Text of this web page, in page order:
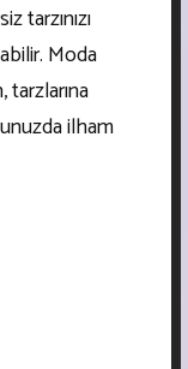
tarzınızı
Moda
tarzlarına
ilham